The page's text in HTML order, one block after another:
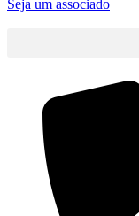
Seja um associado